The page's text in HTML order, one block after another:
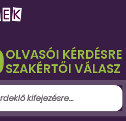
OLVASÓI KÉRDÉSRE
SZAKÉRTŐI VÁLASZ